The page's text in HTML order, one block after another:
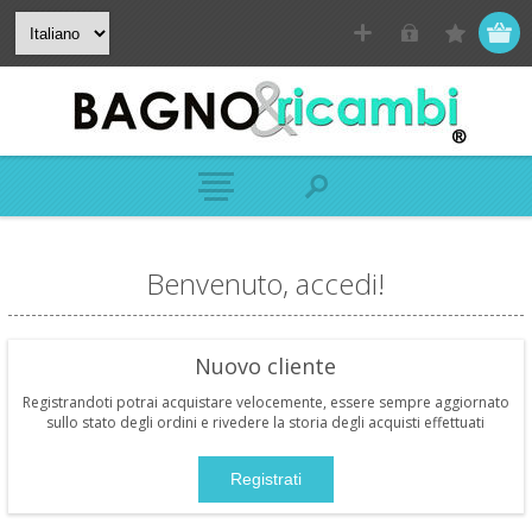
Benvenuto, accedi!
Nuovo cliente
Registrandoti potrai acquistare velocemente, essere sempre aggiornato
sullo stato degli ordini e rivedere la storia degli acquisti effettuati